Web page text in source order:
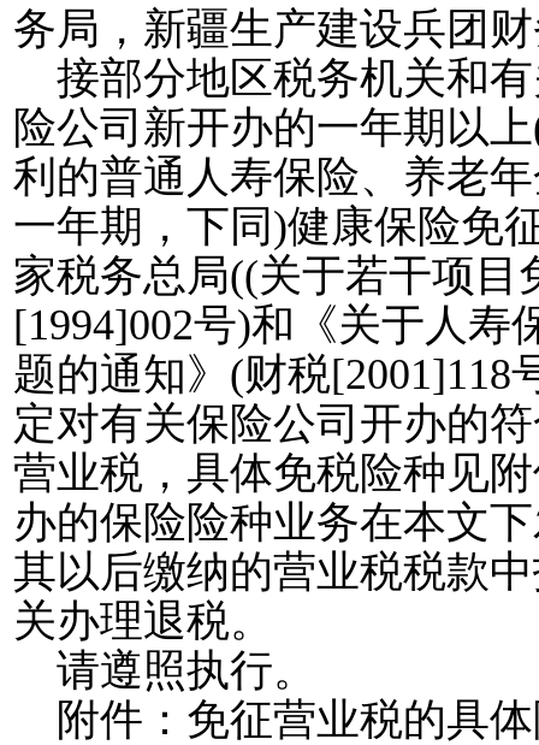
务局，新疆生产建设兵团
接部分地区税务机关和
险公司新开办的一年期以上
利的普通人寿保险、养老
一年期，下同)健康保险免
家税务总局((关于若干项目
[1994]002号)和《关于人寿
题的通知》 (财税[2001]118
定对有关保险公司开办的
营业税，具体免税险种见
办的保险险种业务在本文
其以后缴纳的营业税税款
关办理退税。
请遵照执行。
附件：免征营业税的具